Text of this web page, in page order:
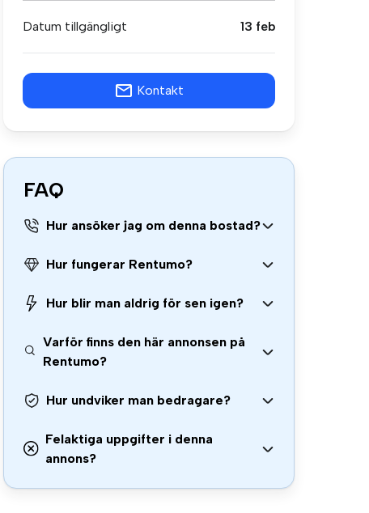
Datum tillgängligt 13 feb
Kontakt
FAQ
Hur ansöker jag om denna bostad?
Hur fungerar Rentumo?
Hur blir man aldrig för sen igen?
Varför finns den här annonsen på
Rentumo?
Hur undviker man bedragare?
Felaktiga uppgifter i denna
annons?